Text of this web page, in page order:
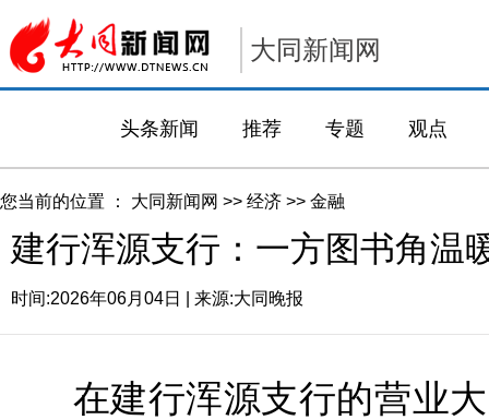
大同新闻网
头条新闻 推荐 专题 观点
您当前的位置 ： 大同新闻网 >> 经济 >> 金融
建行浑源支行：一方图书角温
时间:2026年06月04日 | 来源:大同晚报
在建行浑源支行的营业大